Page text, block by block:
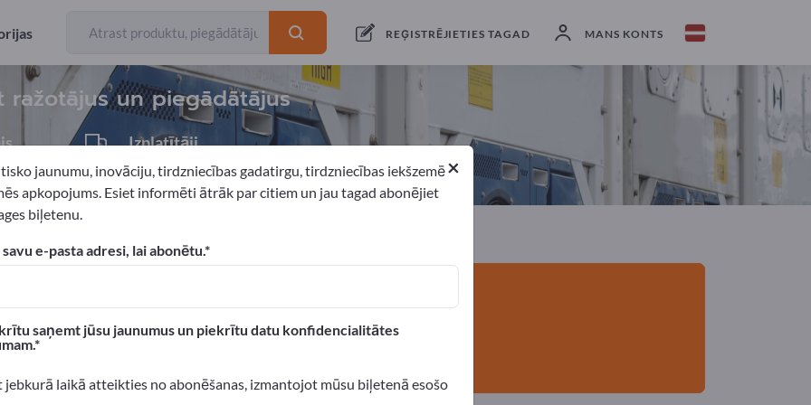
REĢISTRĒJIETIES TAGAD MANS KONTS
un piegādātājus
Izplatītāji
1
eksportētāji9 Ražotājs Izplatītāji
iekārtojums
kontakti >> sāciet šeit
produktus Exportpages.
>> publicējiet šeit
×
jaunumu, inovāciju, tirdzniecības gadatirgu, tirdzniecības iekšzemē
apkopojums. Esiet informēti ātrāk par citiem un jau tagad abonējiet
biļetenu.
e-pasta adresi, lai abonētu.
saņemt jūsu jaunumus un piekrītu datu konfidencialitātes
jebkurā laikā atteikties no abonēšanas, izmantojot mūsu biļetenā esošo